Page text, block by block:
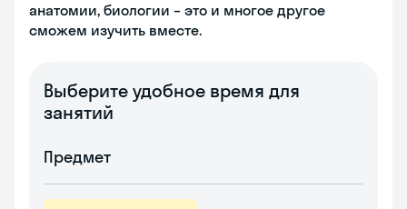
анатомии, биологии – это и многое другое
сможем изучить вместе.
Выберите удобное время для
занятий
Предмет